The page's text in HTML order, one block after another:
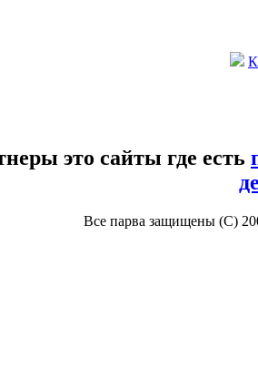
это сайты где есть
Все парва защищены (С)